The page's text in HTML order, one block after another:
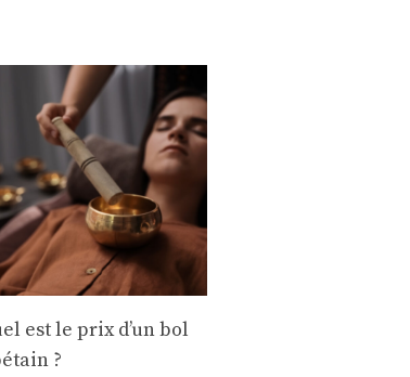
est le prix d’un bol
?